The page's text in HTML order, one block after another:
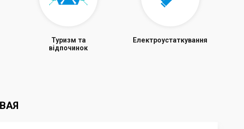
Туризм та
відпочинок
Електроустаткування